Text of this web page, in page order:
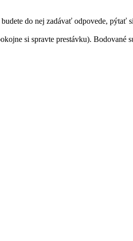
do nej zadávať odpovede, pýtať
si spravte prestávku). Bodované